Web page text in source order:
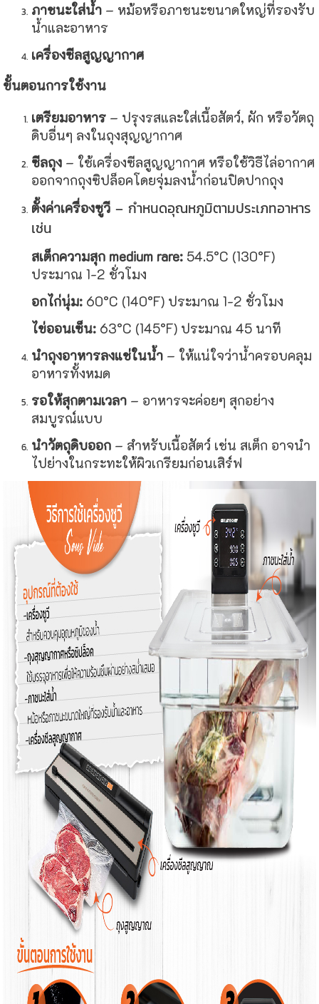
ภาชนะใส่น้ำ – หม้อหรือภาชนะขนาดใหญ่ที่รองรับ
น้ำและอาหาร
เครื่องซีลสูญญากาศ
ขั้นตอนการใช้งาน
เตรียมอาหาร – ปรุงรสและใส่เนื้อสัตว์, ผัก หรือวัตถุ
ดิบอื่นๆ ลงในถุงสุญญากาศ
ซีลถุง – ใช้เครื่องซีลสูญญากาศ หรือใช้วิธีไล่อากาศ
ออกจากถุงซิปล็อคโดยจุ่มลงน้ำก่อนปิดปากถุง
ตั้งค่าเครื่องซูวี – กำหนดอุณหภูมิตามประเภทอาหาร
เช่น
สเต็กความสุก medium rare: 54.5°C (130°F)
ประมาณ 1-2 ชั่วโมง
อกไก่นุ่ม: 60°C (140°F) ประมาณ 1-2 ชั่วโมง
ไข่ออนเซ็น: 63°C (145°F) ประมาณ 45 นาที
นำถุงอาหารลงแช่ในน้ำ – ให้แน่ใจว่าน้ำครอบคลุม
อาหารทั้งหมด
รอให้สุกตามเวลา – อาหารจะค่อยๆ สุกอย่าง
สมบูรณ์แบบ
นำวัตถุดิบออก – สำหรับเนื้อสัตว์ เช่น สเต็ก อาจนำ
ไปย่างในกระทะให้ผิวเกรียมก่อนเสิร์ฟ